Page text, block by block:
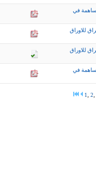
في
للاوراق
للاوراق
في
1 2